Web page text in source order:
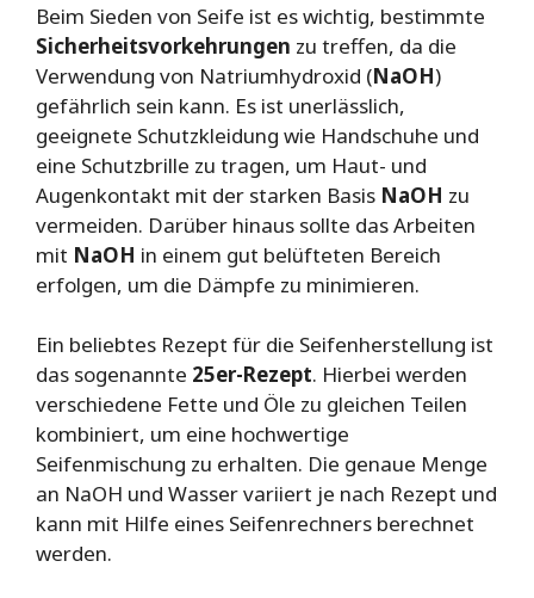
Beim Sieden von Seife ist es wichtig, bestimmte
Sicherheitsvorkehrungen zu treffen, da die
Verwendung von Natriumhydroxid (NaOH)
gefährlich sein kann. Es ist unerlässlich,
geeignete Schutzkleidung wie Handschuhe und
eine Schutzbrille zu tragen, um Haut- und
Augenkontakt mit der starken Basis NaOH zu
vermeiden. Darüber hinaus sollte das Arbeiten
mit NaOH in einem gut belüfteten Bereich
erfolgen, um die Dämpfe zu minimieren.
Ein beliebtes Rezept für die Seifenherstellung ist
das sogenannte 25er-Rezept. Hierbei werden
verschiedene Fette und Öle zu gleichen Teilen
kombiniert, um eine hochwertige
Seifenmischung zu erhalten. Die genaue Menge
an NaOH und Wasser variiert je nach Rezept und
kann mit Hilfe eines Seifenrechners berechnet
werden.